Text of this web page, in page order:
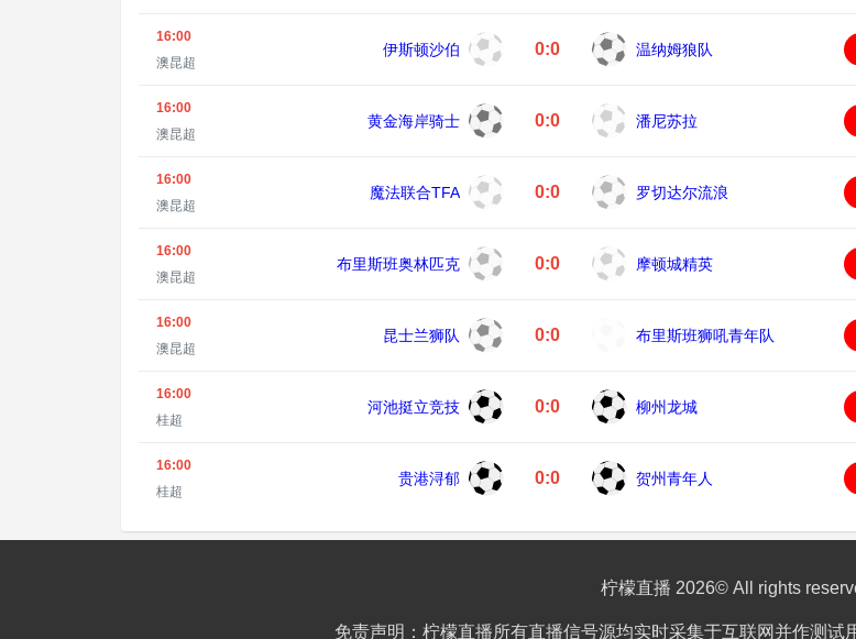
16:00
澳昆超
伊斯顿沙伯 0:0 温纳姆狼队
16:00
澳昆超
黄金海岸骑士 0:0 潘尼苏拉
16:00
澳昆超
魔法联合TFA 0:0 罗切达尔流浪
16:00
澳昆超
布里斯班奥林匹克 0:0 摩顿城精英
16:00
澳昆超
昆士兰狮队 0:0 布里斯班狮吼青年队
16:00
桂超
河池挺立竞技 0:0 柳州龙城
16:00
桂超
贵港浔郁 0:0 贺州青年人
柠檬直播 2026© All rights
免责声明：柠檬直播所有直播信号源均实时采集于互联网并作测试